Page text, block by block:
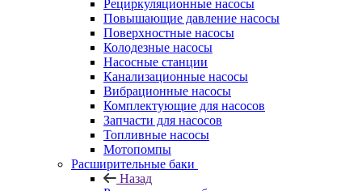
Рециркуляционные насосы
Повышающие давление насосы
Поверхностные насосы
Колодезные насосы
Насосные станции
Канализационные насосы
Вибрационные насосы
Комплектующие для насосов
Запчасти для насосов
Топливные насосы
Мотопомпы
Расширительные баки
Назад